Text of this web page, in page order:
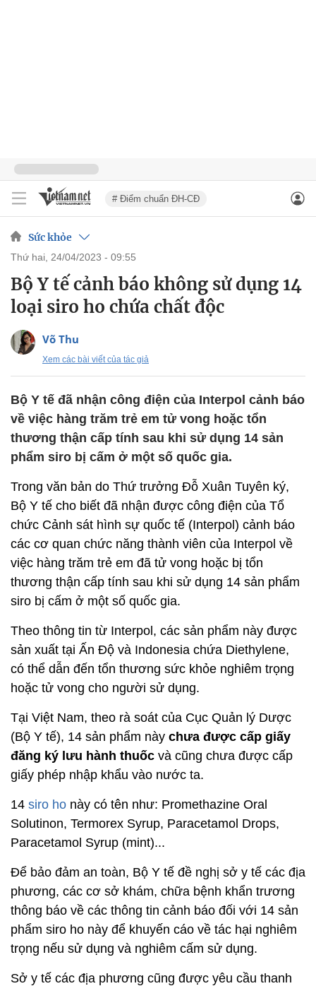
# Điểm chuẩn ĐH-CĐ
Sức khỏe
thứ hai, 24/04/2023 - 09:55
Bộ Y tế cảnh báo không sử dụng 14
loại siro ho chứa chất độc
Võ Thu
Xem các bài viết của tác giả
Bộ Y tế đã nhận công điện của Interpol cảnh báo
về việc hàng trăm trẻ em tử vong hoặc tổn
thương thận cấp tính sau khi sử dụng 14 sản
phẩm siro bị cấm ở một số quốc gia.
Trong văn bản do Thứ trưởng Đỗ Xuân Tuyên ký,
Bộ Y tế cho biết đã nhận được công điện của Tổ
chức Cảnh sát hình sự quốc tế (Interpol) cảnh báo
các cơ quan chức năng thành viên của Interpol về
việc hàng trăm trẻ em đã tử vong hoặc bị tổn
thương thận cấp tính sau khi sử dụng 14 sản phẩm
siro bị cấm ở một số quốc gia.
Theo thông tin từ Interpol, các sản phẩm này được
sản xuất tại Ấn Độ và Indonesia chứa Diethylene,
có thể dẫn đến tổn thương sức khỏe nghiêm trọng
hoặc tử vong cho người sử dụng.
Tại Việt Nam, theo rà soát của Cục Quản lý Dược
(Bộ Y tế), 14 sản phẩm này chưa được cấp giấy
đăng ký lưu hành thuốc và cũng chưa được cấp
giấy phép nhập khẩu vào nước ta.
14 siro ho này có tên như: Promethazine Oral
Solutinon, Termorex Syrup, Paracetamol Drops,
Paracetamol Syrup (mint)...
Để bảo đảm an toàn, Bộ Y tế đề nghị sở y tế các địa
phương, các cơ sở khám, chữa bệnh khẩn trương
thông báo về các thông tin cảnh báo đối với 14 sản
phẩm siro ho này để khuyến cáo về tác hại nghiêm
trọng nếu sử dụng và nghiêm cấm sử dụng.
Sở y tế các địa phương cũng được yêu cầu thanh